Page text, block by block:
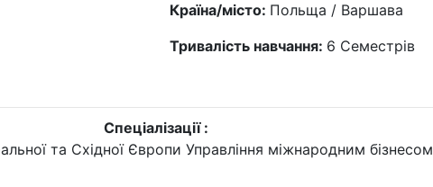
Країна/місто: Польща / Варшава
Тривалість навчання: 6 Семестрів
Спеціалізації :
та Східної Європи Управління міжнародним бізнесом